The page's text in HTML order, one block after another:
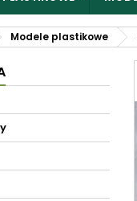
Modele plastikowe